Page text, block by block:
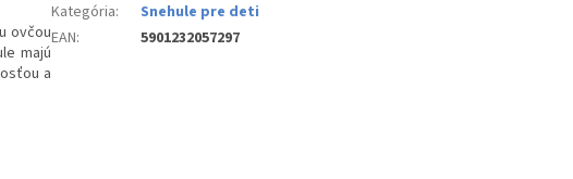
ovčou
majú
a
Kategória:
Snehule pre deti
EAN: 5901232057297